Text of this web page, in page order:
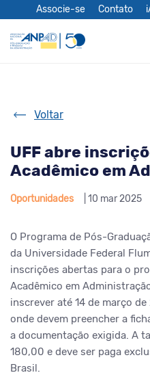
Associe-se Contato
Voltar
UFF abre
Acadêmico em
Oportunidades | 10 mar 2025
O Programa de Pós-
da Universidade Federal
inscrições abertas para o
Acadêmico em
inscrever até 14 de março
onde devem preencher a
a documentação exigida. A
180,00 e deve ser paga
Brasil.